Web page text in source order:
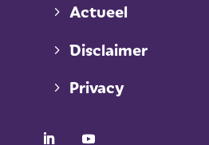
Actueel
Disclaimer
Privacy